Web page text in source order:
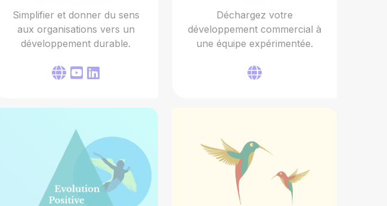
Simplifier et donner du sens
aux organisations vers un
développement durable.
Déchargez votre
développement commercial à
une équipe expérimentée.